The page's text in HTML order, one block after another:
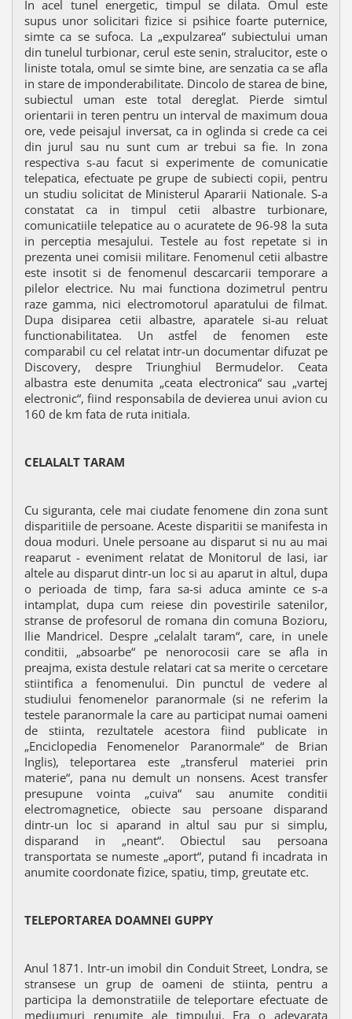
In acel tunel energetic, timpul se dilata. Omul este
supus unor solicitari fizice si psihice foarte puternice,
simte ca se sufoca. La „expulzarea“ subiectului uman
din tunelul turbionar, cerul este senin, stralucitor, este o
liniste totala, omul se simte bine, are senzatia ca se afla
in stare de imponderabilitate. Dincolo de starea de bine,
subiectul uman este total dereglat. Pierde simtul
orientarii in teren pentru un interval de maximum doua
ore, vede peisajul inversat, ca in oglinda si crede ca cei
din jurul sau nu sunt cum ar trebui sa fie. In zona
respectiva s-au facut si experimente de comunicatie
telepatica, efectuate pe grupe de subiecti copii, pentru
un studiu solicitat de Ministerul Apararii Nationale. S-a
constatat ca in timpul cetii albastre turbionare,
comunicatiile telepatice au o acuratete de 96-98 la suta
in perceptia mesajului. Testele au fost repetate si in
prezenta unei comisii militare. Fenomenul cetii albastre
este insotit si de fenomenul descarcarii temporare a
pilelor electrice. Nu mai functiona dozimetrul pentru
raze gamma, nici electromotorul aparatului de filmat.
Dupa disiparea cetii albastre, aparatele si-au reluat
functionabilitatea. Un astfel de fenomen este
comparabil cu cel relatat intr-un documentar difuzat pe
Discovery, despre Triunghiul Bermudelor. Ceata
albastra este denumita „ceata electronica“ sau „vartej
electronic“, fiind responsabila de devierea unui avion cu
160 de km fata de ruta initiala.
CELALALT TARAM
Cu siguranta, cele mai ciudate fenomene din zona sunt
disparitiile de persoane. Aceste disparitii se manifesta in
doua moduri. Unele persoane au disparut si nu au mai
reaparut - eveniment relatat de Monitorul de Iasi, iar
altele au disparut dintr-un loc si au aparut in altul, dupa
o perioada de timp, fara sa-si aduca aminte ce s-a
intamplat, dupa cum reiese din povestirile satenilor,
stranse de profesorul de romana din comuna Bozioru,
Ilie Mandricel. Despre „celalalt taram“, care, in unele
conditii, „absoarbe“ pe nenorocosii care se afla in
preajma, exista destule relatari cat sa merite o cercetare
stiintifica a fenomenului. Din punctul de vedere al
studiului fenomenelor paranormale (si ne referim la
testele paranormale la care au participat numai oameni
de stiinta, rezultatele acestora fiind publicate in
„Enciclopedia Fenomenelor Paranormale“ de Brian
Inglis), teleportarea este „transferul materiei prin
materie“, pana nu demult un nonsens. Acest transfer
presupune vointa „cuiva“ sau anumite conditii
electromagnetice, obiecte sau persoane disparand
dintr-un loc si aparand in altul sau pur si simplu,
disparand in „neant“. Obiectul sau persoana
transportata se numeste „aport“, putand fi incadrata in
anumite coordonate fizice, spatiu, timp, greutate etc.
TELEPORTAREA DOAMNEI GUPPY
Anul 1871. Intr-un imobil din Conduit Street, Londra, se
stransese un grup de oameni de stiinta, pentru a
participa la demonstratiile de teleportare efectuate de
mediumuri renumite ale timpului. Era o adevarata